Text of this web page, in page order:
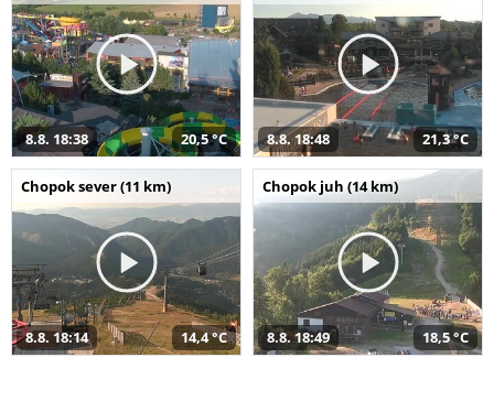
8.8. 18:38 20,5 °C 8.8. 18:48 21,3 °C
Chopok sever (11 km)
8.8. 18:14 14,4 °C
Chopok juh (14 km)
8.8. 18:49 18,5 °C